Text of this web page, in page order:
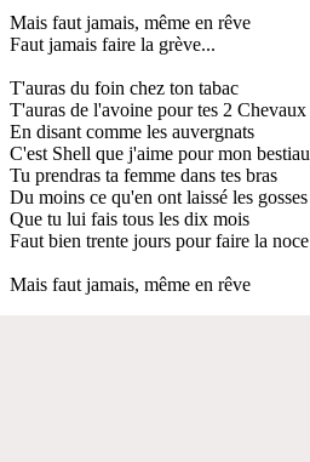
Mais faut jamais, même en rêve
Faut jamais faire la grève...
T'auras du foin chez ton tabac
T'auras de l'avoine pour tes 2 Chevaux
En disant comme les auvergnats
C'est Shell que j'aime pour mon bestiau
Tu prendras ta femme dans tes bras
Du moins ce qu'en ont laissé les gosses
Que tu lui fais tous les dix mois
Faut bien trente jours pour faire la noce
Mais faut jamais, même en rêve